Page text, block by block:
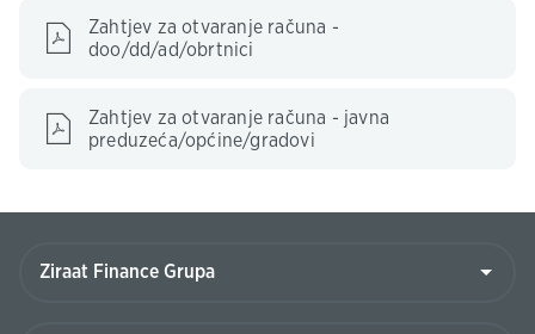
Zahtjev za otvaranje računa -
doo/dd/ad/obrtnici
Zahtjev za otvaranje računa - javna
preduzeća/općine/gradovi